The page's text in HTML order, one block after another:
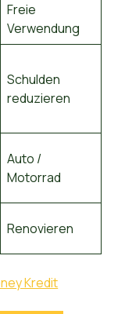
Freie
Verwendung
Schulden
reduzieren
Auto /
Motorrad
Renovieren
Kredit